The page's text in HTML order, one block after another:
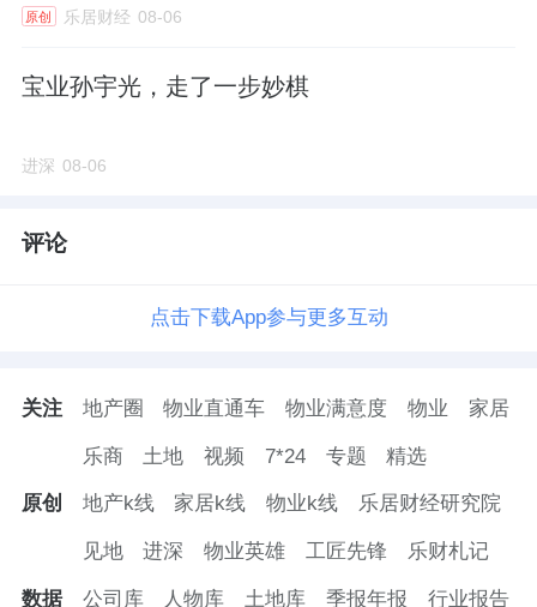
原创 乐居财经 08-06
宝业孙宇光，走了一步妙棋
进深 08-06
评论
点击下载App参与更多互动
关注 地产圈 物业直通车 物业满意度 物业 家居
乐商 土地 视频 7*24 专题 精选
原创 地产k线 家居k线 物业k线 乐居财经研究院
见地 进深 物业英雄 工匠先锋 乐财札记
数据 公司库 人物库 土地库 季报年报 行业报告